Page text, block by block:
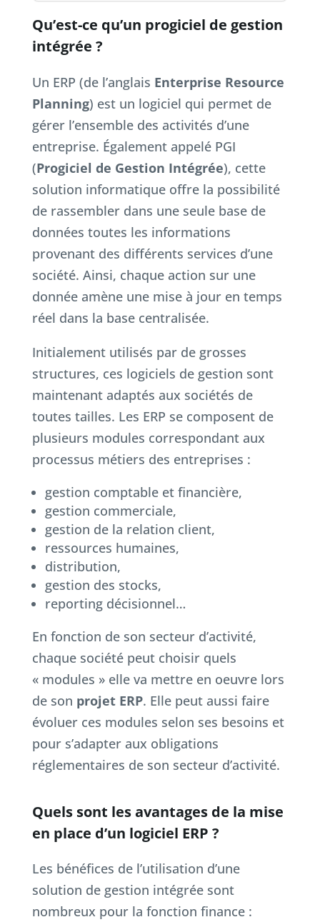
Qu’est-ce qu’un progiciel de gestion
intégrée ?
Un ERP (de l’anglais Enterprise Resource
Planning) est un logiciel qui permet de
gérer l’ensemble des activités d’une
entreprise. Également appelé PGI
(Progiciel de Gestion Intégrée), cette
solution informatique offre la possibilité
de rassembler dans une seule base de
données toutes les informations
provenant des différents services d’une
société. Ainsi, chaque action sur une
donnée amène une mise à jour en temps
réel dans la base centralisée.
Initialement utilisés par de grosses
structures, ces logiciels de gestion sont
maintenant adaptés aux sociétés de
toutes tailles. Les ERP se composent de
plusieurs modules correspondant aux
processus métiers des entreprises :
gestion comptable et financière,
gestion commerciale,
gestion de la relation client,
ressources humaines,
distribution,
gestion des stocks,
reporting décisionnel…
En fonction de son secteur d’activité,
chaque société peut choisir quels
« modules » elle va mettre en oeuvre lors
de son projet ERP. Elle peut aussi faire
évoluer ces modules selon ses besoins et
pour s’adapter aux obligations
réglementaires de son secteur d’activité.
Quels sont les avantages de la mise
en place d’un logiciel ERP ?
Les bénéfices de l’utilisation d’une
solution de gestion intégrée sont
nombreux pour la fonction finance :